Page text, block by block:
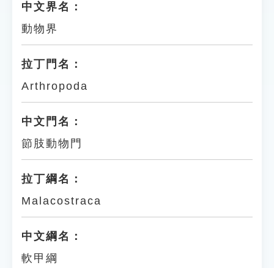
中文界名：
動物界
拉丁門名：
Arthropoda
中文門名：
節肢動物門
拉丁綱名：
Malacostraca
中文綱名：
軟甲綱